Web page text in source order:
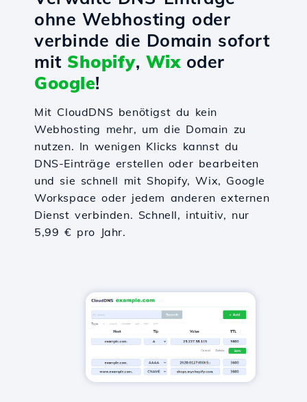
ohne Webhosting oder
verbinde die Domain sofort
mit Shopify, Wixoder
Google!
Mit CloudDNS benötigst du kein
Webhosting mehr, um die Domain zu
nutzen. In wenigen Klicks kannst du
DNS-Einträge erstellen oder bearbeiten
und sie schnell mit Shopify, Wix, Google
Workspace oder jedem anderen externen
Dienst verbinden. Schnell, intuitiv, nur
5,99 € pro Jahr.